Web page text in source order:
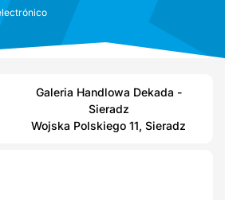
Galeria Handlowa Dekada -
Sieradz
Wojska Polskiego 11, Sieradz